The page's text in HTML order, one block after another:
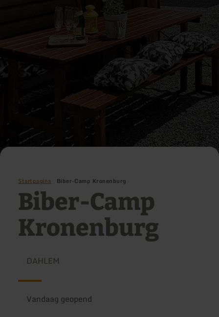
Startpagina Biber-Camp Kronenburg
Biber-Camp
Kronenburg
DAHLEM
Vandaag geopend